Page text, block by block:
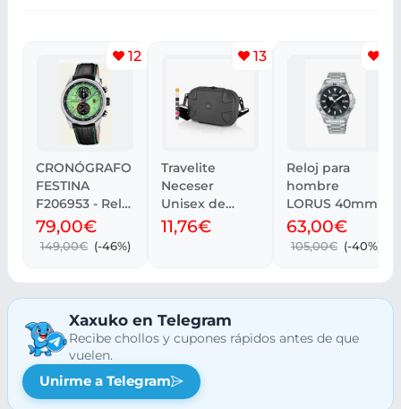
12
CRONÓGRAFO
FESTINA
F206953 - Reloj
Elegante
79,00€
149,00€ (-46%)
13
Travelite
Neceser
Unisex de
Hombro
11,76€
Reloj para
hombre
LORUS 40mm
63,00€
105,00€ (-40%)
Xaxuko en Telegram
Recibe chollos y cupones rápidos antes de que
vuelen.
Unirme a Telegram